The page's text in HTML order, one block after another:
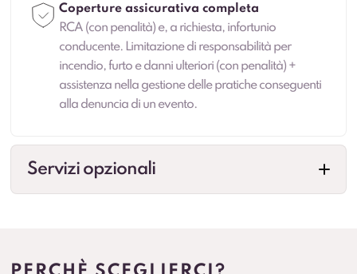
Coperture assicurativa completa
RCA (con penalità) e, a richiesta, infortunio
conducente. Limitazione di responsabilità per
incendio, furto e danni ulteriori (con penalità) +
assistenza nella gestione delle pratiche conseguenti
alla denuncia di un evento.
Servizi opzionali